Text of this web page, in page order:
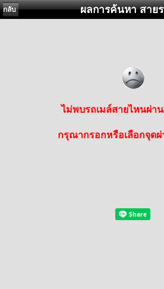
กลับ ผลการค้นหา สาย
ไม่พบรถเมล์สายไหนผ่า
กรุณากรอกหรือเลือกจุด